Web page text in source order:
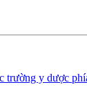
trường y dược